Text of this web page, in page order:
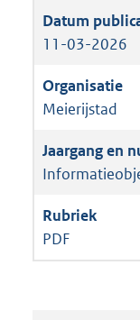
11-03-2026
Meierijstad
PDF